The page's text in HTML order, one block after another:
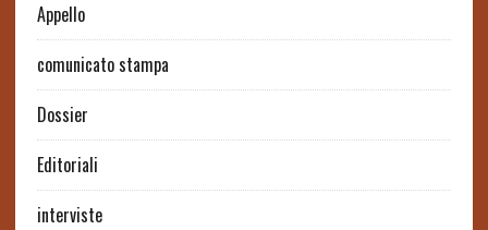
Appello
comunicato stampa
Dossier
Editoriali
interviste